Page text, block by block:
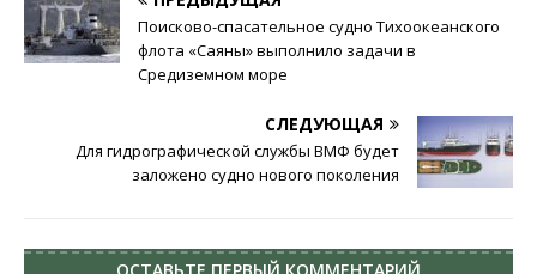
Поисково-спасательное судно Тихоокеанского
флота «Саяны» выполнило задачи в
Средиземном море
СЛЕДУЮЩАЯ
Для гидрографической службы ВМФ будет
заложено судно нового поколения